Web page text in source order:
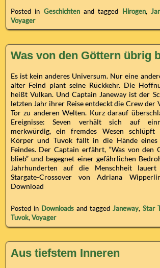
Posted in Geschichtenand tagged Hirogen,
Voyager
Was von den Göttern übrig
Es ist kein anderes Universum. Nur eine
alter Feind plant seine Rückkehr. Die
heißt Vulkan. Und Captain Janeway ist der
letzten Jahr ihrer Reise entdeckt die Crew der
Tor zu anderen Welten. Kurz darauf
Ereignisse: Seven verhält sich auf
merkwürdig, ein fremdes Wesen schlüpft
Körper und Tuvok fällt in die Hände eines
Feindes. Der Captain erfährt, “Was von den
blieb” und begegnet einer gefährlichen
Jahrhunderten auf die Menschheit
Stargate-Crossover von Adriana
Download
Posted in Downloadsand tagged Janeway, Star
Tuvok, Voyager
Aus tiefstem Inneren